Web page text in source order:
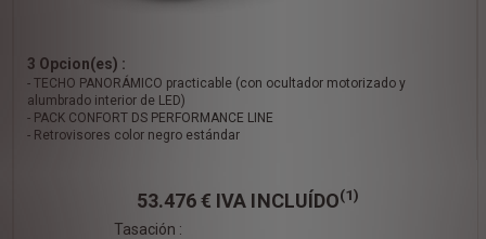
3 Opcion(es) :
- TECHO PANORÁMICO practicable (con ocultador motorizado y
alumbrado interior de LED)
- PACK CONFORT DS PERFORMANCE LINE
- Retrovisores color negro estándar
53.476 € IVA INCLUÍDO(1)
Tasación :